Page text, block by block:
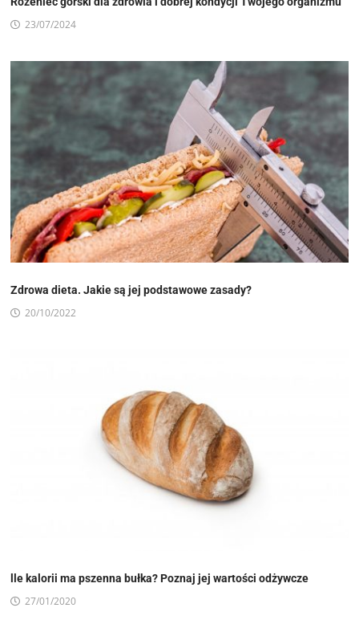
23/07/2024
Zdrowa dieta. Jakie są jej podstawowe zasady?
20/10/2022
lle kalorii ma pszenna bułka? Poznaj jej wartości odżywcze
27/01/2020